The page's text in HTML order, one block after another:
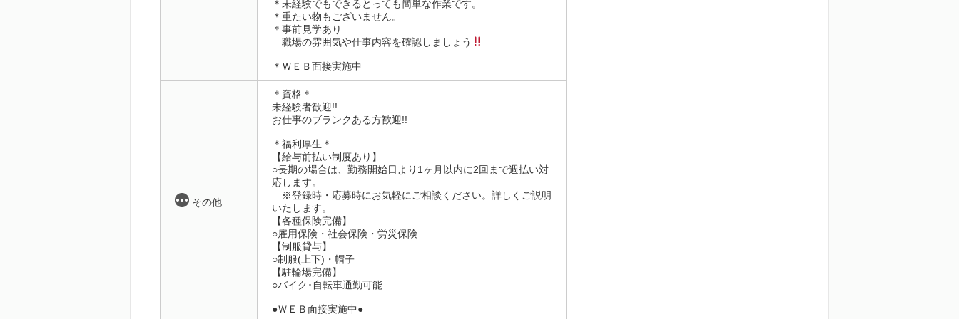
＊未経験でもできるとっても簡単な作業です。
＊重たい物もございません。
＊事前見学あり
職場の雰囲気や仕事内容を確認しましょう
＊ＷＥＢ面接実施中
その他
＊資格＊
未経験者歓迎!!
お仕事のブランクある方歓迎!!
＊福利厚生＊
【給与前払い制度あり】
○長期の場合は、勤務開始日より1ヶ月以内に2回まで週払い対
応します。
※登録時・応募時にお気軽にご相談ください。詳しくご説明
いたします。
【各種保険完備】
○雇用保険・社会保険・労災保険
【制服貸与】
○制服(上下)・帽子
【駐輪場完備】
○バイク･自転車通勤可能
●ＷＥＢ面接実施中●